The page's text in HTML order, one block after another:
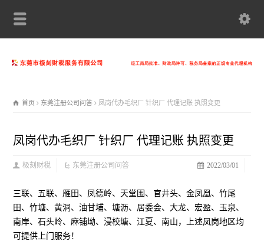
首页 东莞注册公司问答 凤岗代办毛织厂 针织厂 代理记账 执照变更
凤岗代办毛织厂 针织厂 代理记账 执照变更
2022/03/01
极刻财税 东莞注册公司问答
三联、五联、雁田、凤德岭、天堂围、官井头、金凤凰、竹尾
田、竹塘、黄洞、油甘埔、塘沥、居委会、大龙、宏盈、玉泉、
南岸、石头岭、麻铺坳、浸校塘、江夏、南山，上述凤岗地区均
可提供上门服务！